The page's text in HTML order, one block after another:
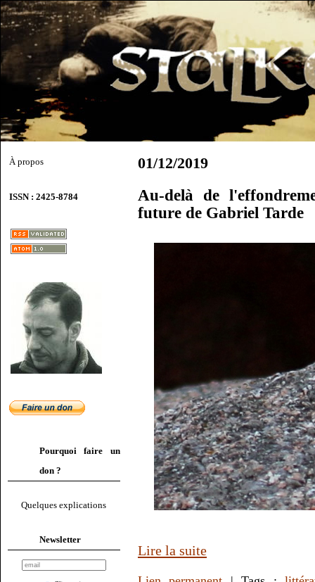
À propos
ISSN : 2425-8784
Pourquoi faire un
don ?
Quelques explications
Newsletter
01/12/2019
Au-delà de
future de Gabriel Tarde
Lire la suite